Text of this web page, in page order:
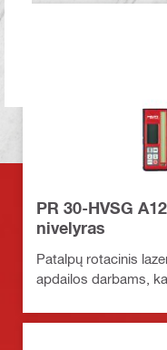
PR 30-HVSG
nivelyras
Patalpų rotacinis
apdailos darbams,